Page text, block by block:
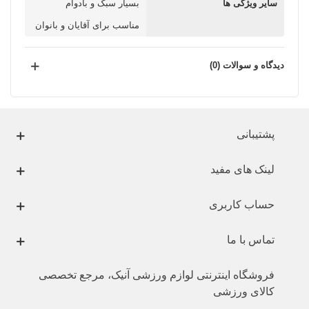
سایر ویژگی ها بسیار سبک و بادوام
مناسب برای آقایان و بانوان
دیدگاه و سوالات (0)
پشتیبانی
لینک های مفید
حساب کاربری
تماس با ما
فروشگاه اینترنتی لوازم ورزشی آنیک، مرجع تخصصی
کالای ورزشی